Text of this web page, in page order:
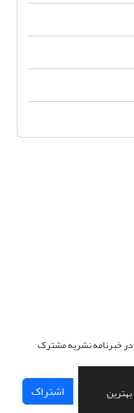
در خبرنامه نشریه مشترک
اشتراک